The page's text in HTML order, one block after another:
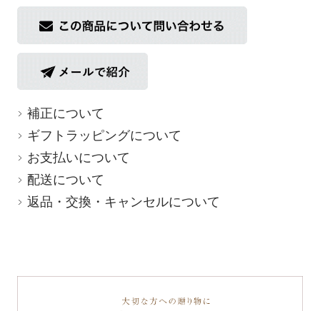
補正について
ギフトラッピングについて
お支払いについて
配送について
返品・交換・キャンセルについて